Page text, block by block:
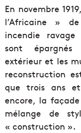
En novembre
l’Africaine »
incendie ravage
sont
extérieur et les
reconstruction
que trois ans
encore, la
mélange de
« construction ».